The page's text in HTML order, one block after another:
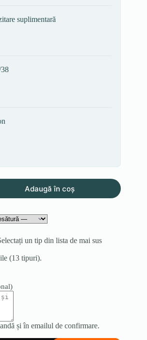
suplimentară
Adaugă în coș
un tip din lista de mai sus
(13 tipuri).
și în emailul de confirmare.